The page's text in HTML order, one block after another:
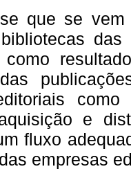
que se vem
como
e
fluxo
empresas